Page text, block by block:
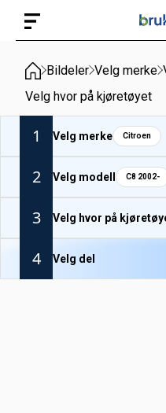
Bildeler Velg merke
Velg hvor på kjøretøyet
1 Velg merke Citroen
2 Velg modell C8 2002-
3 Velg hvor på
4 Velg del